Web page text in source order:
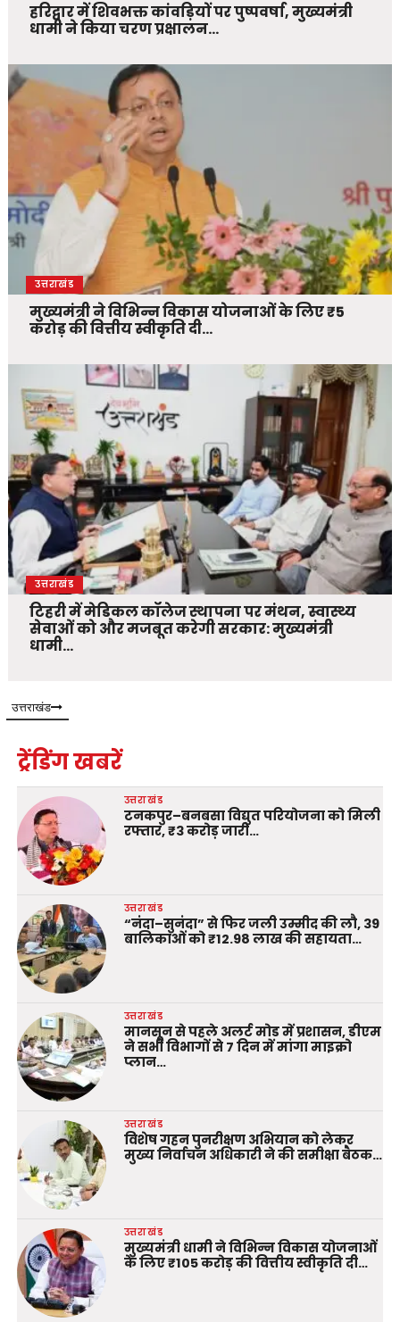
हरिद्वार में शिवभक्त कांवड़ियों पर पुष्पवर्षा, मुख्यमंत्री
धामी ने किया चरण प्रक्षालन…
उत्तराखंड
मुख्यमंत्री ने विभिन्न विकास योजनाओं के लिए ₹5
करोड़ की वित्तीय स्वीकृति दी…
उत्तराखंड
टिहरी में मेडिकल कॉलेज स्थापना पर मंथन, स्वास्थ्य
सेवाओं को और मजबूत करेगी सरकार: मुख्यमंत्री
धामी…
उत्तराखंड
ट्रेंडिंग खबरें
उत्तराखंड
टनकपुर–बनबसा विद्युत परियोजना को मिली
रफ्तार, ₹3 करोड़ जारी…
उत्तराखंड
“नंदा–सुनंदा” से फिर जली उम्मीद की लौ, 39
बालिकाओं को ₹12.98 लाख की सहायता…
उत्तराखंड
मानसून से पहले अलर्ट मोड में प्रशासन, डीएम
ने सभी विभागों से 7 दिन में मांगा माइक्रो
प्लान…
उत्तराखंड
विशेष गहन पुनरीक्षण अभियान को लेकर
मुख्य निर्वाचन अधिकारी ने की समीक्षा बैठक…
उत्तराखंड
मुख्यमंत्री धामी ने विभिन्न विकास योजनाओं
के लिए ₹105 करोड़ की वित्तीय स्वीकृति दी…